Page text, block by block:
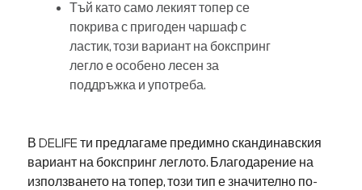
Тъй като само лекият топер се
покрива с пригоден чаршаф с
ластик, този вариант на бокспринг
легло е особено лесен за
поддръжка и употреба.
В DELIFE ти предлагаме предимно скандинавския
вариант на бокспринг леглото. Благодарение на
използването на топер, този тип е значително по-